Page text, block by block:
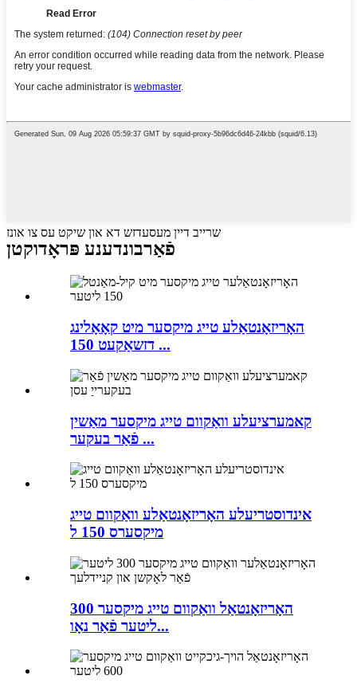
שרייב דיין מעסעדזש דא און שיקט עס צו אונז
פֿאַרבונדענע פּראָדוקטן
האָריזאָנטאַלע טייג מיקסער מיט קאָאָלינג
דזשאַקעט 150 ...
קאמערציעלע וואַקוום טייג מיקסער מאַשין
פֿאַר בעקער ...
אינדוסטריעלע האָריזאָנטאַלע וואַקוום טייג
מיקסערס 150 ל
האָריזאָנטאַל וואַקוום טייג מיקסער 300
ליטער פֿאַר נאָו...